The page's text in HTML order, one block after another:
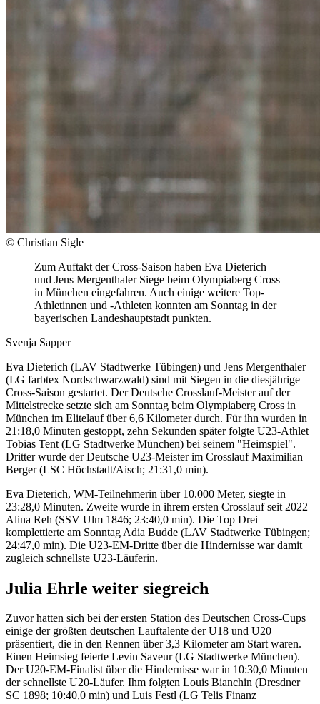
© Christian Sigle
Zum Auftakt der Cross-Saison haben Eva Dieterich
und Jens Mergenthaler Siege beim Olympiaberg Cross
in München eingefahren. Auch einige weitere Top-
Athletinnen und -Athleten konnten am Sonntag in der
bayerischen Landeshauptstadt punkten.
Svenja Sapper
Eva Dieterich (LAV Stadtwerke Tübingen) und Jens Mergenthaler
(LG farbtex Nordschwarzwald) sind mit Siegen in die diesjährige
Cross-Saison gestartet. Der Deutsche Crosslauf-Meister auf der
Mittelstrecke setzte sich am Sonntag beim Olympiaberg Cross in
München im Elitelauf über 6,6 Kilometer durch. Für ihn wurden in
21:18,0 Minuten gestoppt, zehn Sekunden später folgte U23-Athlet
Tobias Tent (LG Stadtwerke München) bei seinem "Heimspiel".
Dritter wurde der Deutsche U23-Meister im Crosslauf Maximilian
Berger (LSC Höchstadt/Aisch; 21:31,0 min).
Eva Dieterich, WM-Teilnehmerin über 10.000 Meter, siegte in
23:28,0 Minuten. Zweite wurde in ihrem ersten Crosslauf seit 2022
Alina Reh (SSV Ulm 1846; 23:40,0 min). Die Top Drei
komplettierte am Sonntag Adia Budde (LAV Stadtwerke Tübingen;
24:47,0 min). Die U23-EM-Dritte über die Hindernisse war damit
zugleich schnellste U23-Läuferin.
Julia Ehrle weiter siegreich
Zuvor hatten sich bei der ersten Station des Deutschen Cross-Cups
einige der größten deutschen Lauftalente der U18 und U20
präsentiert, die in den Rennen über 3,3 Kilometer am Start waren.
Einen Heimsieg feierte Levin Saveur (LG Stadtwerke München).
Der U20-EM-Finalist über die Hindernisse war in 10:30,0 Minuten
der schnellste U20-Läufer. Ihm folgten Louis Bianchin (Dresdner
SC 1898; 10:40,0 min) und Luis Festl (LG Telis Finanz